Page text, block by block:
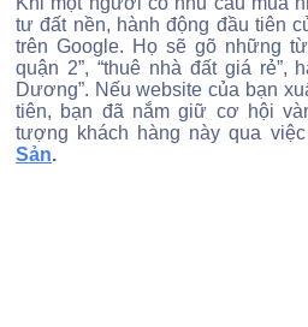
tư đất nền, hành động đầu tiên
trên Google. Họ sẽ gõ những
quận 2”, “thuê nhà đất giá rẻ”,
Dương”. Nếu website của bạn
tiên, bạn đã nắm giữ cơ hội
tượng khách hàng này qua việc
Sản.